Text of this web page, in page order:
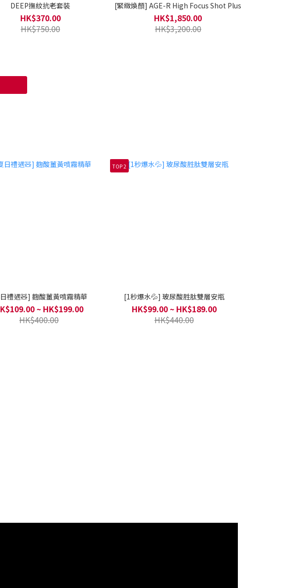
DEEP撫紋抗老套裝
HK$370.00
HK$750.00
[緊緻煥顏] AGE-R High Focus Shot Plus
HK$1,850.00
HK$3,200.00
禮遇🧸] 麴酸薑黃噴霧精華
~ HK$199.00
HK$400.00
TOP 2
[1秒爆水💦] 玻尿酸胜肽雙層安瓶
HK$99.00 ~ HK$189.00
HK$440.00